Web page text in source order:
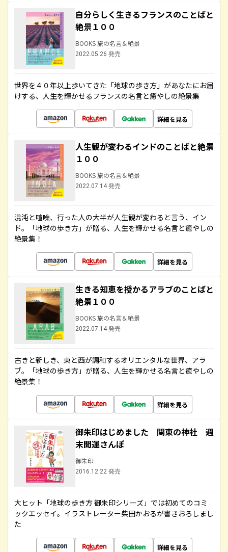
自分らしく生きるフランスのことばと
絶景１００
BOOKS 旅の名言＆絶景
2022.05.26 発売
世界を４０年以上歩いてきた「地球の歩き方」があなたにお届
けする、人生を輝かせるフランスの名言と癒やしの絶景集
詳細を見る
人生観が変わるインドのことばと絶景
１００
BOOKS 旅の名言＆絶景
2022.07.14 発売
混沌と喧噪、行った人の大半が人生観が変わると言う、イン
ド。「地球の歩き方」が贈る、人生を輝かせる名言と癒やしの
絶景集！
詳細を見る
生きる知恵を授かるアラブのことばと
絶景１００
BOOKS 旅の名言＆絶景
2022.07.14 発売
古きと新しき、東と西が調和するオリエンタルな世界、アラ
ブ。「地球の歩き方」が贈る、人生を輝かせる名言と癒やしの
絶景集！
詳細を見る
御朱印はじめました 関東の神社 週
末開運さんぽ
御朱印
2016.12.22 発売
大ヒット「地球の歩き方 御朱印シリーズ」では初めてのコミ
ックエッセイ。イラストレーター柴田かおるが書きおろしまし
た
詳細を見る